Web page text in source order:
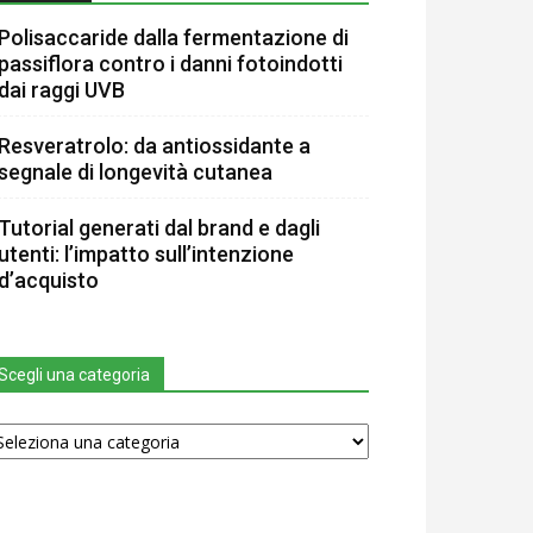
Polisaccaride dalla fermentazione di
passiflora contro i danni fotoindotti
dai raggi UVB
Resveratrolo: da antiossidante a
di longevità cutanea
Tutorial generati dal brand e dagli
utenti: l’impatto sull’intenzione
d’acquisto
una categoria